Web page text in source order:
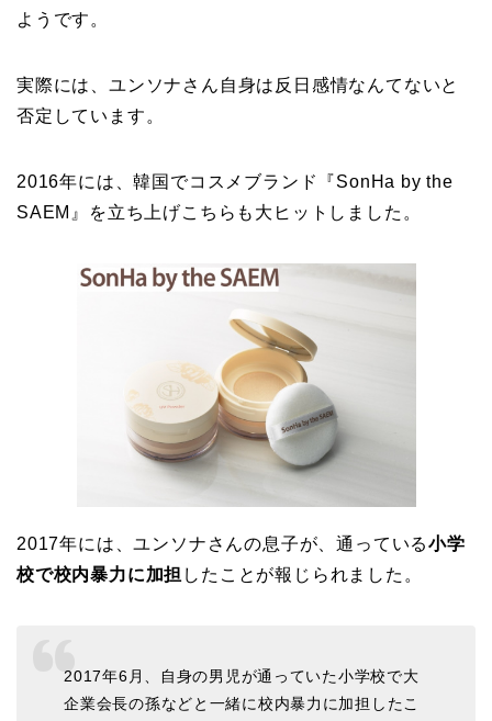
ようです。
実際には、ユンソナさん自身は反日感情なんてないと
否定しています。
2016年には、韓国でコスメブランド『SonHa by the
SAEM』を立ち上げこちらも大ヒットしました。
2017年には、ユンソナさんの息子が、通っている小学
校で校内暴力に加担 したことが報じられました。
2017年6月、自身の男児が通っていた小学校で大
企業会長の孫などと一緒に校内暴力に加担したこ